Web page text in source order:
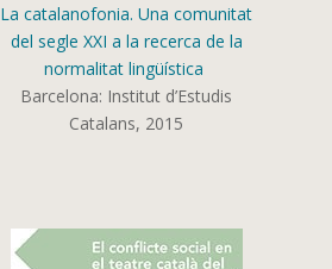
La catalanofonia. Una comunitat
del segle XXI a la recerca de la
normalitat lingüística
Barcelona: Institut d’Estudis
Catalans, 2015